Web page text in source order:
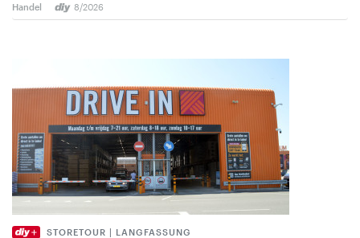
Handel 8/2026
STORETOUR | LANGFASSUNG